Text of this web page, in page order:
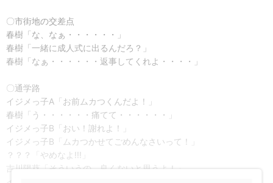
〇市街地の交差点
春樹「な、なぁ・・・・・・」
春樹「一緒に成人式に出るんだろ？」
春樹「なぁ・・・・・・返事してくれよ・・・・」
〇通学路
イジメっ子A「お前ムカつくんだよ！」
春樹「う・・・・・・痛てて・・・・・・」
イジメっ子B「おい！謝れよ！」
イジメっ子B「ムカつかせてごめんなさいって！」
？？？「やめなよ!!!」
吉川陽葵「そういうの、良くないと思うよ！」